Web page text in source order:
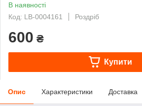
В наявності
Код: LB-0004161
Роздріб
600 ₴
Купити
Опис Характеристики Доставка